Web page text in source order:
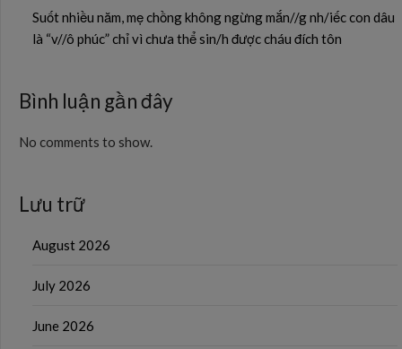
Suốt nhiều năm, mẹ chồng không ngừng mắn//g nh/iếc con dâu
là “v//ô phúc” chỉ vì chưa thể sin/h được cháu đích tôn
Bình luận gần đây
No comments to show.
Lưu trữ
August 2026
July 2026
June 2026